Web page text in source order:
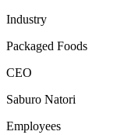
Industry
Packaged Foods
CEO
Saburo Natori
Employees